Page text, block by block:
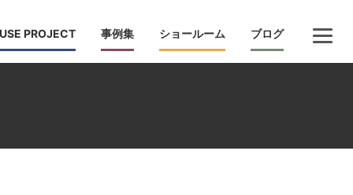
PROJECT 事例集 ショールーム ブログ